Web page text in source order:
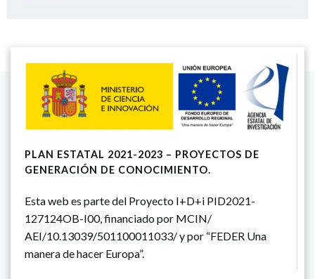
PLAN ESTATAL 2021-2023 – PROYECTOS DE
GENERACIÓN DE CONOCIMIENTO.
Esta web es parte del Proyecto I+D+i PID2021-
127124OB-I00, financiado por MCIN/
AEI/10.13039/501100011033/ y por “FEDER Una
manera de hacer Europa”.